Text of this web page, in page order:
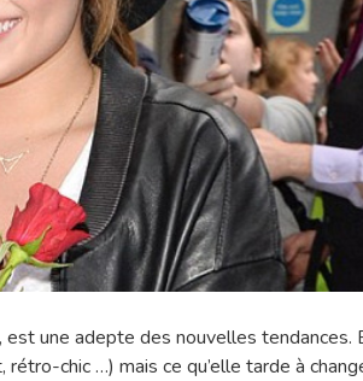
est une adepte des nouvelles tendances.
chic …) mais ce qu’elle tarde à